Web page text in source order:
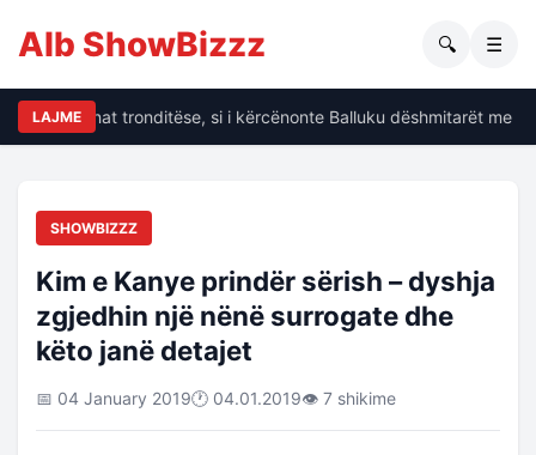
Alb ShowBizzz 🔍 ☰
LAJME
të dhënat tronditëse, si i kërcënonte Balluku dëshmitarët me
SHOWBIZZZ
Kim e Kanye prindër sërish – dyshja
zgjedhin një nënë surrogate dhe
këto janë detajet
📅 04 January 2019🕐 04.01.2019👁 7 shikime